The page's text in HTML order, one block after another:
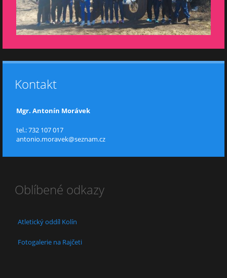
Kontakt
Mgr. Antonín Morávek
tel.: 732 107 017
antonio.moravek@seznam.cz
Oblíbené odkazy
Atletický oddíl Kolín
Fotogalerie na Rajčeti